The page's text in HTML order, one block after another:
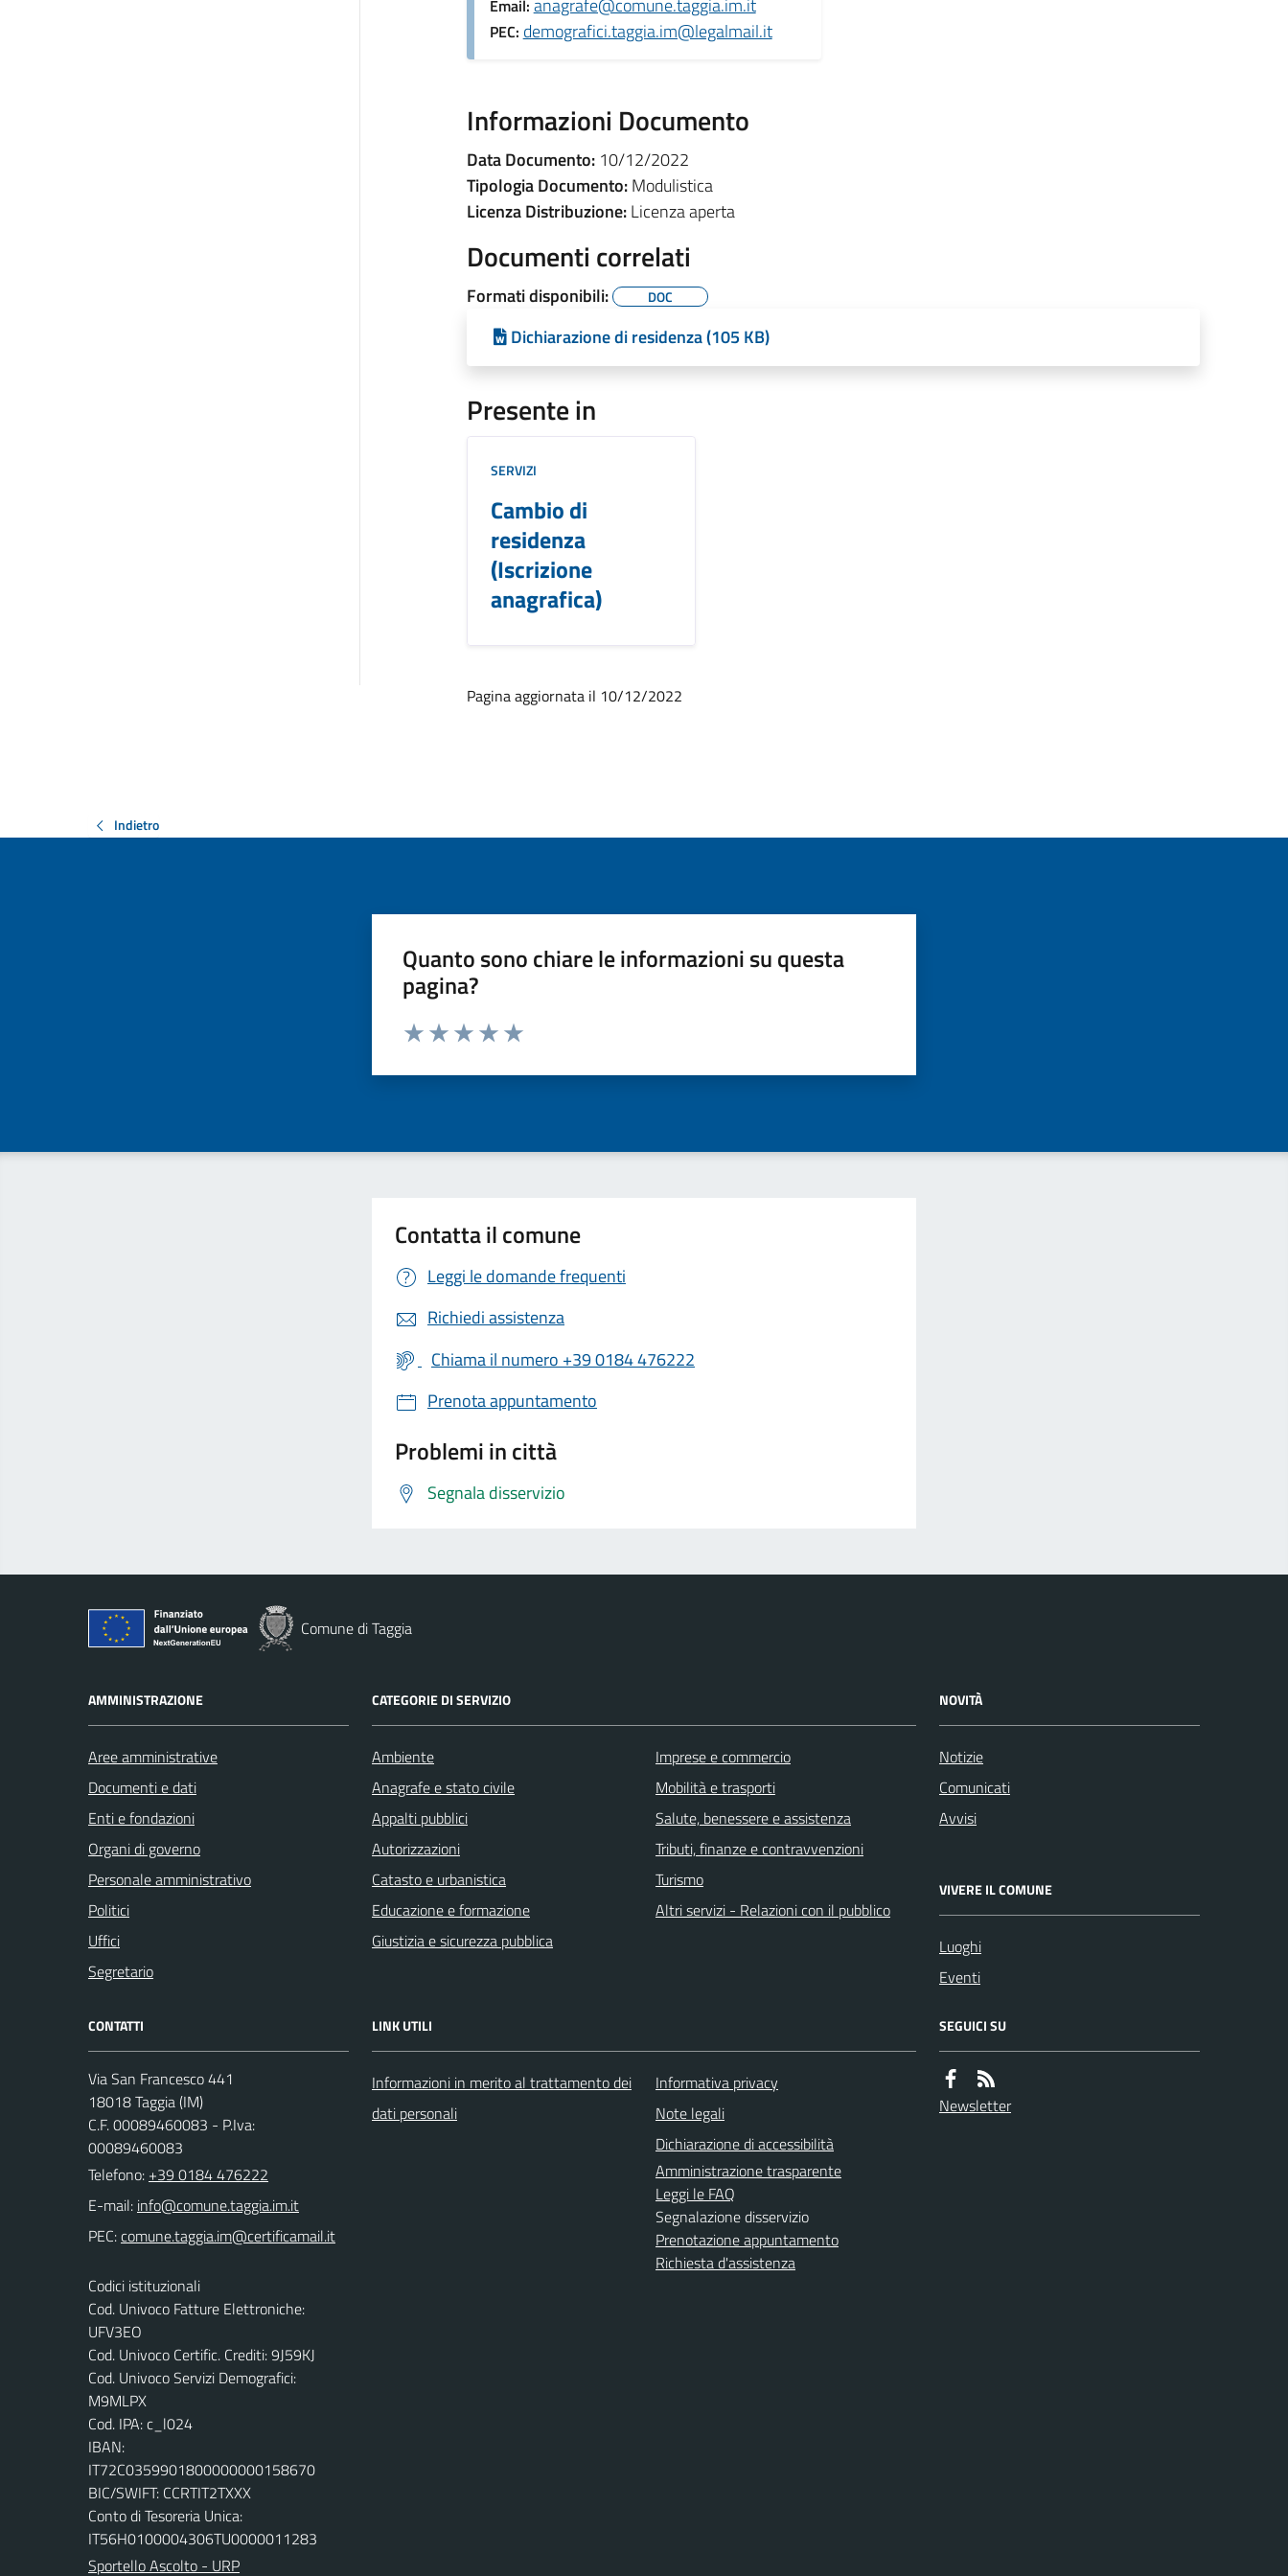
Email: anagrafe@comune.taggia.im.it
PEC: demografici.taggia.im@legalmail.it
Informazioni Documento
Data Documento:10/12/2022
Tipologia Documento:Modulistica
Licenza Distribuzione:Licenza aperta
Documenti correlati
Formati disponibili: DOC
Dichiarazione di residenza (105 KB)
Presente in
SERVIZI
Cambio di
residenza
(Iscrizione
anagrafica)
Pagina aggiornata il 10/12/2022
Indietro
Quanto sono chiare le informazioni su questa
pagina?
Valuta da 1 a 5 stelle la pagina
Contatta il comune
Leggi le domande frequenti
Richiedi assistenza
Chiama il numero +39 0184 476222
Prenota appuntamento
Problemi in città
Segnala disservizio
Comune di Taggia
AMMINISTRAZIONE
Aree amministrative
Documenti e dati
Enti e fondazioni
Organi di governo
Personale amministrativo
Politici
Uffici
Segretario
CATEGORIE DI SERVIZIO
Ambiente
Anagrafe e stato civile
Appalti pubblici
Autorizzazioni
Catasto e urbanistica
Educazione e formazione
Giustizia e sicurezza pubblica
Imprese e commercio
Mobilità e trasporti
Salute, benessere e assistenza
Tributi, finanze e contravvenzioni
Turismo
Altri servizi - Relazioni con il pubblico
NOVITÀ
Notizie
Comunicati
Avvisi
VIVERE IL COMUNE
Luoghi
Eventi
CONTATTI
Via San Francesco 441
18018 Taggia (IM)
C.F. 00089460083 - P.Iva:
00089460083
Telefono: +39 0184 476222
E-mail:
PEC:
Codici istituzionali
Cod. Univoco Fatture Elettroniche:
UFV3EO
Cod. Univoco Certific. Crediti: 9J59KJ
Cod. Univoco Servizi Demografici:
M9MLPX
Cod. IPA: c_l024
IBAN:
IT72C0359901800000000158670
BIC/SWIFT: CCRTIT2TXXX
Conto di Tesoreria Unica:
IT56H0100004306TU0000011283
Sportello Ascolto - URP
LINK UTILI
Informazioni in merito al trattamento dei
dati personali
Informativa privacy
Note legali
Dichiarazione di accessibilità
Amministrazione trasparente
Leggi le FAQ
Segnalazione disservizio
Prenotazione appuntamento
Richiesta d'assistenza
SEGUICI SU
Newsletter